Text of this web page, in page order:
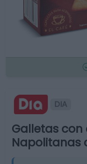
DIA
Galletas
Napolitanas